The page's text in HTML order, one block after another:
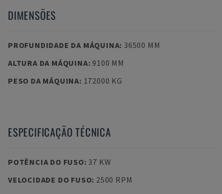
DIMENSÕES
PROFUNDIDADE DA MÁQUINA: 36500 MM
ALTURA DA MÁQUINA: 9100 MM
PESO DA MÁQUINA: 172000 KG
ESPECIFICAÇÃO TÉCNICA
POTÊNCIA DO FUSO: 37 KW
VELOCIDADE DO FUSO: 2500 RPM